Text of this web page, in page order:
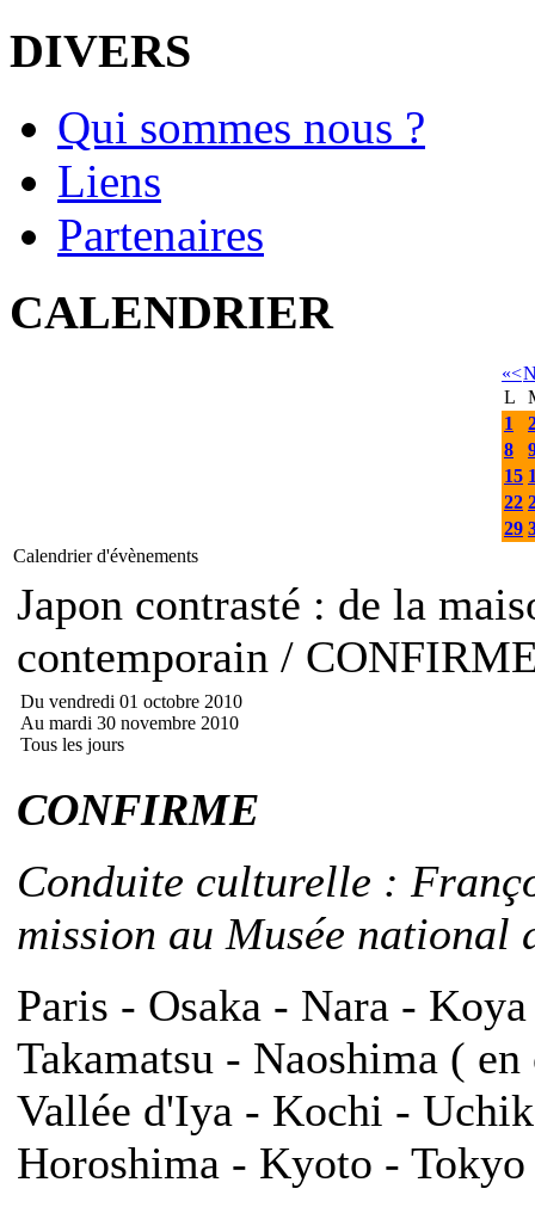
DIVERS
Qui sommes nous ?
Liens
Partenaires
CALENDRIER
«<
L
1
8
15
22
29
Calendrier d'évènements
Japon contrasté : de la
contemporain /
Du vendredi 01 octobre 2010
Au mardi 30 novembre 2010
Tous les jours
CONFIRME
Conduite culturelle :
mission au Musée national
Paris - Osaka - Nara -
Takamatsu - Naoshima (
Vallée d'Iya - Kochi -
Horoshima - Kyoto -